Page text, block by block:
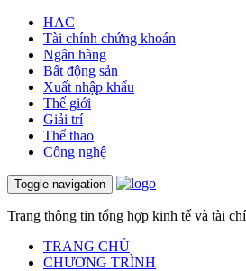
HAC
Tài chính chứng khoán
Ngân hàng
Bất động sản
Xuất nhập khẩu
Thế giới
Giải trí
Thể thao
Công nghệ
Toggle navigation
Trang thông tin tổng hợp kinh tế và tài
TRANG CHỦ
CHƯƠNG TRÌNH